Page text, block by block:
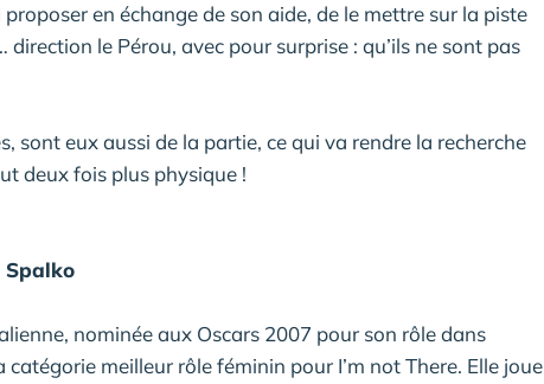
en échange de son aide, de le mettre sur la piste
le Pérou, avec pour surprise : qu’ils ne sont pas
sont eux aussi de la partie, ce qui va rendre la recherche
deux fois plus physique !
Spalko
nominée aux Oscars 2007 pour son rôle dans
catégorie meilleur rôle féminin pour I’m not There. Elle joue